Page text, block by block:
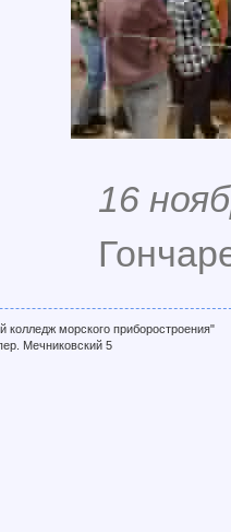
16
морского приборостроения"
Мечниковский 5